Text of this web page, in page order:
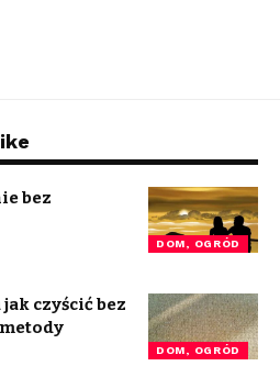
DOM, OGRÓD
bez
DOM, OGRÓD
czyścić bez